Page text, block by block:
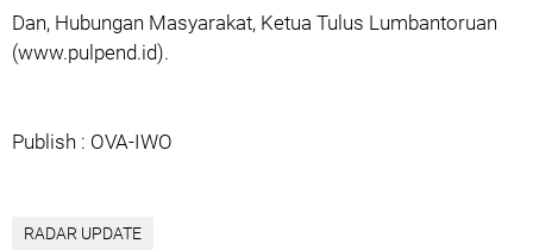
Dan, Hubungan Masyarakat, Ketua Tulus Lumbantoruan
(www.pulpend.id).
Publish : OVA-IWO
RADAR UPDATE